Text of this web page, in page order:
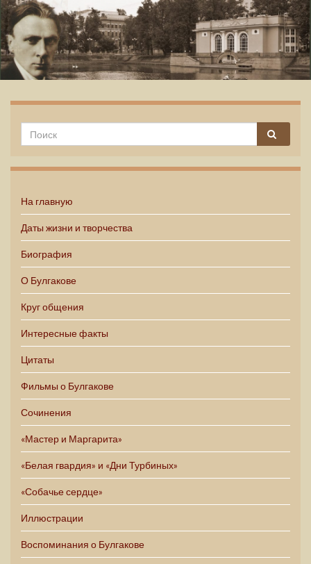
На главную
Даты жизни и творчества
Биография
О Булгакове
Круг общения
Интересные факты
Цитаты
Фильмы о Булгакове
Сочинения
«Мастер и Маргарита»
«Белая гвардия» и «Дни Турбиных»
«Собачье сердце»
Иллюстрации
Воспоминания о Булгакове